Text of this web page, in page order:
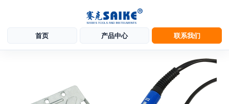
首页 产品中心 联系我们